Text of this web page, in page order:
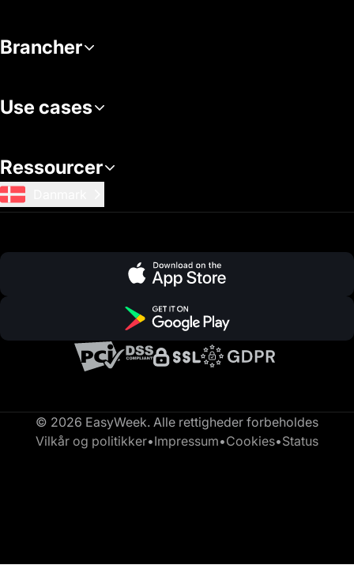
Brancher
Use cases
Ressourcer
© 2026 EasyWeek. Alle rettigheder forbeholdes
Vilkår og politikker•Impressum•Cookies•Status